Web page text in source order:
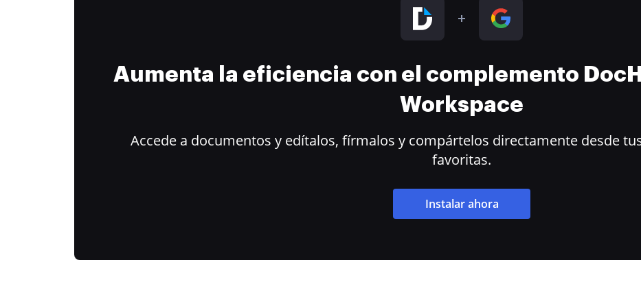
Aumenta la eficiencia con el complemento
Workspace
Accede a documentos y edítalos, fírmalos y compártelos directamente desde
favoritas.
Instalar ahora